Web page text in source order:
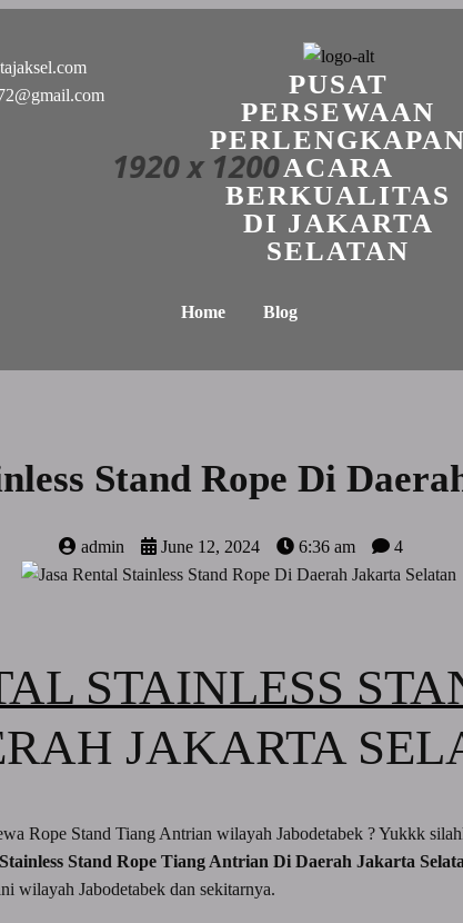
PUSAT
PERSEWAAN
PERLENGKAPAN
ACARA
BERKUALITAS
DI JAKARTA
SELATAN
Home Blog
Stand Rope Di
admin June 12, 2024 6:36 am 4
STAINLESS
JAKARTA
Rope Stand Tiang Antrian wilayah Jabodetabek ? Yukkk
Stand Rope Tiang Antrian Di Daerah Jakarta
wilayah Jabodetabek dan sekitarnya.